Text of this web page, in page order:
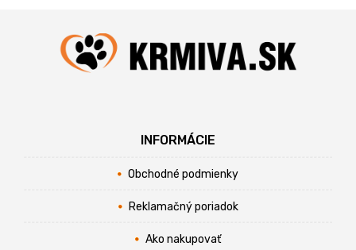
INFORMÁCIE
Obchodné podmienky
Reklamačný poriadok
Ako nakupovať